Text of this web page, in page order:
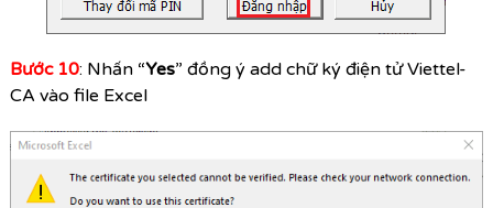
Bước 10: Nhấn “Yes” đồng ý add chữ ký điện tử Viettel-
CA vào file Excel